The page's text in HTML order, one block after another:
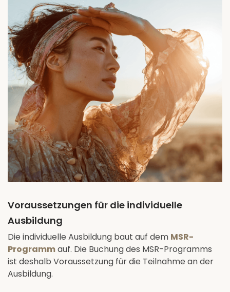
Voraussetzungen für die individuelle
Ausbildung
Die individuelle Ausbildung baut auf dem MSR-
Programmauf. Die Buchung des MSR-Programms
ist deshalb Voraussetzung für die Teilnahme an der
Ausbildung.